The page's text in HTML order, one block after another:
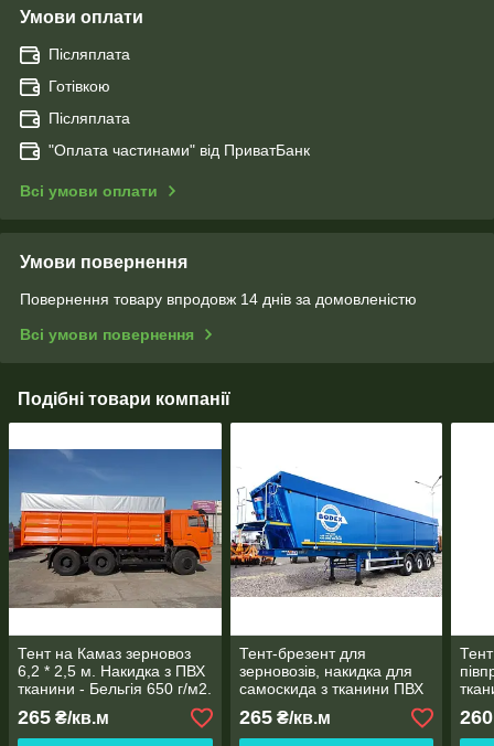
Умови оплати
Післяплата
Готівкою
Післяплата
"Оплата чаcтинами" від ПриватБанк
Всі умови оплати
Умови повернення
Повернення товару впродовж 14 днів за домовленістю
Всі умови повернення
Подібні товари компанії
Тент на Камаз зерновоз
6,2 * 2,5 м. Накидка з ПВХ
тканини - Бельгія 650 г/м2.
265 ₴/кв.м
Тент-брезент для
зерновозів, накидка для
самоскида з тканини ПВХ
— Німеччина 680 г/м2
265₴/кв.м
680
260